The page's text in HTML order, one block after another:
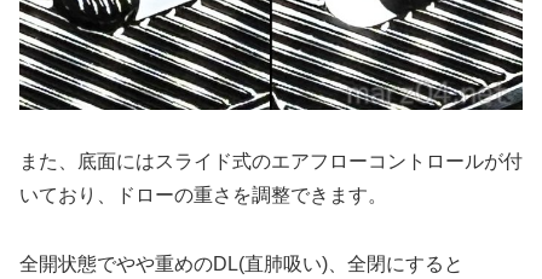
また、底面にはスライド式のエアフローコントロールが付
いており、ドローの重さを調整できます。
全開状態でやや重めのDL(直肺吸い)、全閉にすると